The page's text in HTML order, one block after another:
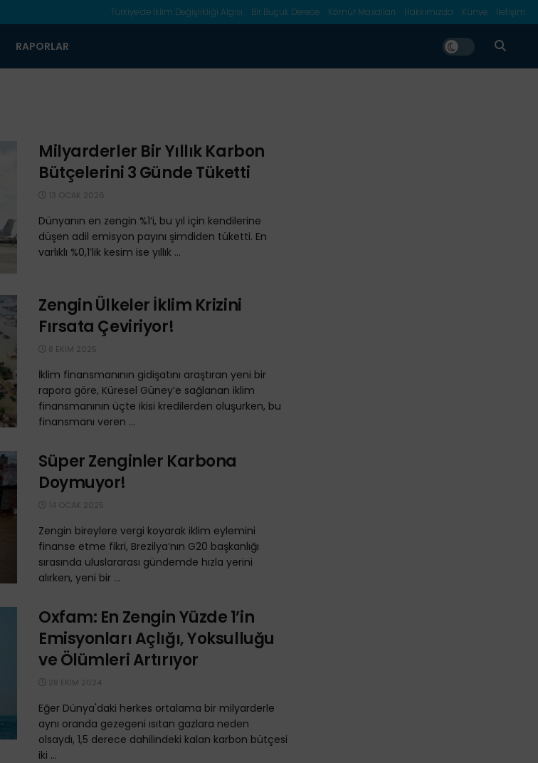
Türkiye’de İklim Değişlikliği Algısı Bir Buçuk Derece Kömür Masalları Hakkımızda Künye İletişim
RAPORLAR
Milyarderler Bir Yıllık Karbon
Bütçelerini 3 Günde Tüketti
13 OCAK 2026
Dünyanın en zengin %1’i, bu yıl için kendilerine
düşen adil emisyon payını şimdiden tüketti. En
varlıklı %0,1’lik kesim ise yıllık ...
Zengin Ülkeler İklim Krizini
Fırsata Çeviriyor!
8 EKIM 2025
İklim finansmanının gidişatını araştıran yeni bir
rapora göre, Küresel Güney’e sağlanan iklim
finansmanının üçte ikisi kredilerden oluşurken, bu
finansmanı veren ...
Süper Zenginler Karbona
Doymuyor!
14 OCAK 2025
Zengin bireylere vergi koyarak iklim eylemini
finanse etme fikri, Brezilya’nın G20 başkanlığı
sırasında uluslararası gündemde hızla yerini
alırken, yeni bir ...
Oxfam: En Zengin Yüzde 1’in
Emisyonları Açlığı, Yoksulluğu
ve Ölümleri Artırıyor
28 EKIM 2024
Eğer Dünya'daki herkes ortalama bir milyarderle
aynı oranda gezegeni ısıtan gazlara neden
olsaydı, 1,5 derece dahilindeki kalan karbon bütçesi
iki ...